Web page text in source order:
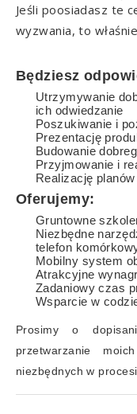
Jeśli poosiadasz te
wyzwania, to
Będziesz
Utrzymywanie
ich odwiedzanie
Poszukiwanie i
Prezentację
Budowanie
Przyjmowanie i
Realizację
Oferujemy:
Gruntowne
Niezbędne
telefon
Mobilny system
Atrakcyjne
Zadaniowy czas
Wsparcie w
Prosimy o
przetwarzanie
niezbędnych w